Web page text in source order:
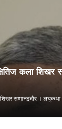
कला शिखर
सम्मानइंदौर । लघुकथा